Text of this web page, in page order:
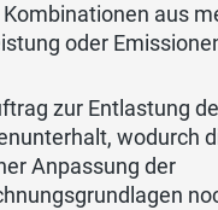
aus
oder
zur Entlastung
wodurch
Anpassung der